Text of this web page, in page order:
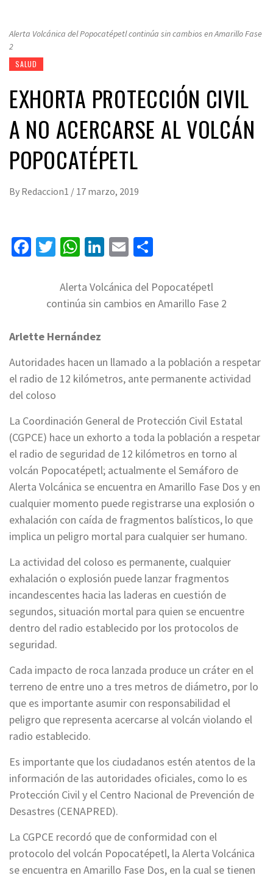
Alerta Volcánica del Popocatépetl continúa sin cambios en Amarillo Fase
2
SALUD
EXHORTA PROTECCIÓN CIVIL
A NO ACERCARSE AL VOLCÁN
POPOCATÉPETL
By Redaccion1 / 17 marzo, 2019
Facebook
Twitter
WhatsApp
LinkedIn
Email
Alerta Volcánica del Popocatépetl
continúa sin cambios en Amarillo Fase 2
Arlette Hernández
Autoridades hacen un llamado a la población a respetar
el radio de 12 kilómetros, ante permanente actividad
del coloso
La Coordinación General de Protección Civil Estatal
(CGPCE) hace un exhorto a toda la población a respetar
el radio de seguridad de 12 kilómetros en torno al
volcán Popocatépetl; actualmente el Semáforo de
Alerta Volcánica se encuentra en Amarillo Fase Dos y en
cualquier momento puede registrarse una explosión o
exhalación con caída de fragmentos balísticos, lo que
implica un peligro mortal para cualquier ser humano.
La actividad del coloso es permanente, cualquier
exhalación o explosión puede lanzar fragmentos
incandescentes hacia las laderas en cuestión de
segundos, situación mortal para quien se encuentre
dentro del radio establecido por los protocolos de
seguridad.
Cada impacto de roca lanzada produce un cráter en el
terreno de entre uno a tres metros de diámetro, por lo
que es importante asumir con responsabilidad el
peligro que representa acercarse al volcán violando el
radio establecido.
Es importante que los ciudadanos estén atentos de la
información de las autoridades oficiales, como lo es
Protección Civil y el Centro Nacional de Prevención de
Desastres (CENAPRED).
La CGPCE recordó que de conformidad con el
protocolo del volcán Popocatépetl, la Alerta Volcánica
se encuentra en Amarillo Fase Dos, en la cual se tienen